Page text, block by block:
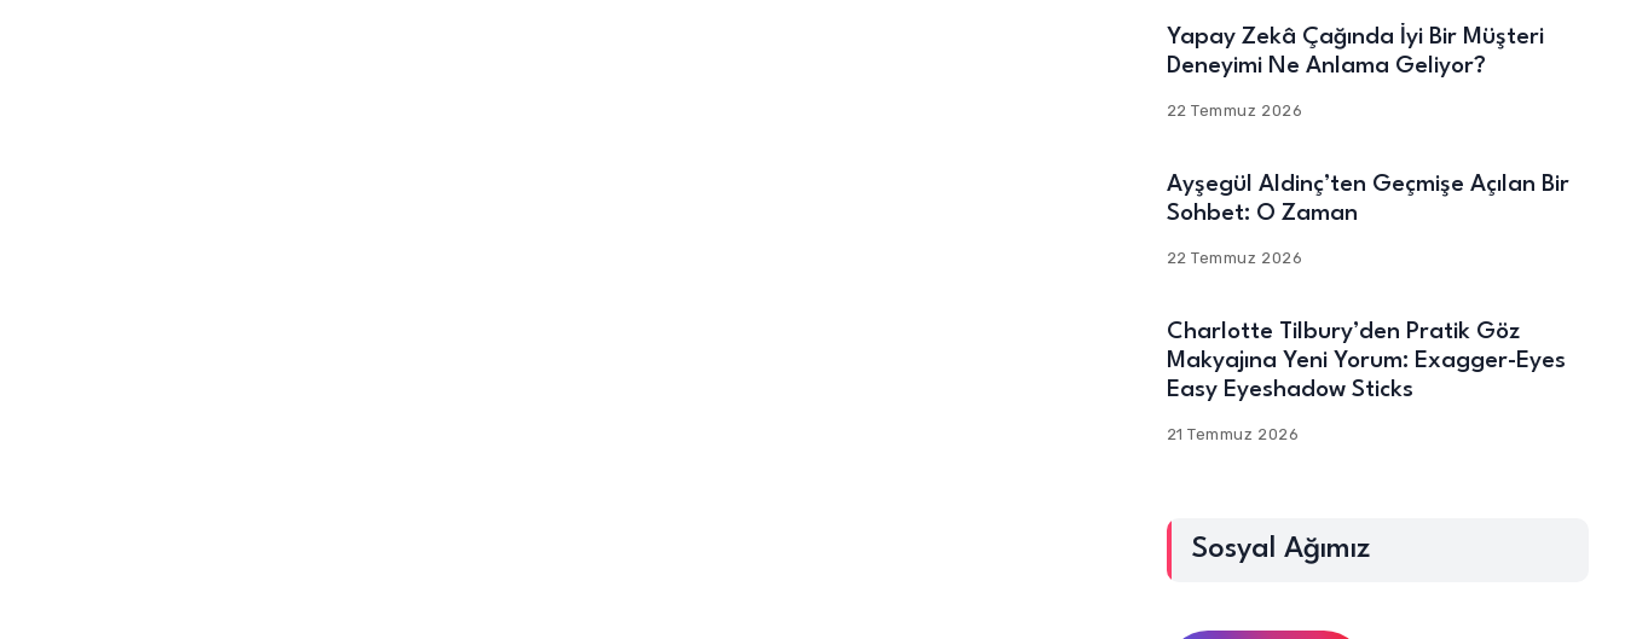
Yapay Zekâ Çağında İyi Bir Müşteri
Deneyimi Ne Anlama Geliyor?
22 Temmuz 2026
Ayşegül Aldinç’ten Geçmişe Açılan Bir
Sohbet: O Zaman
22 Temmuz 2026
Charlotte Tilbury’den Pratik Göz
Makyajına Yeni Yorum: Exagger-Eyes
Easy Eyeshadow Sticks
21 Temmuz 2026
Sosyal Ağımız